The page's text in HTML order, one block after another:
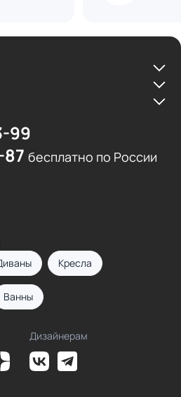
99
бесплатно по России
Кресла
Ванны
Дизайнерам